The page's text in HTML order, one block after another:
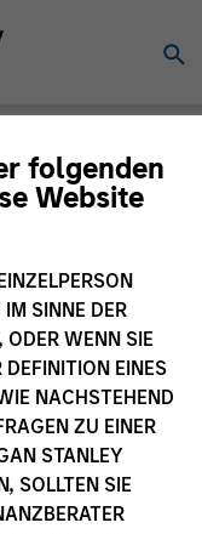
folgenden
Website
IM SINNE DER
WENN SIE
DEFINITION EINES
NACHSTEHEND
ZU EINER
STANLEY
SOLLTEN SIE
Filters